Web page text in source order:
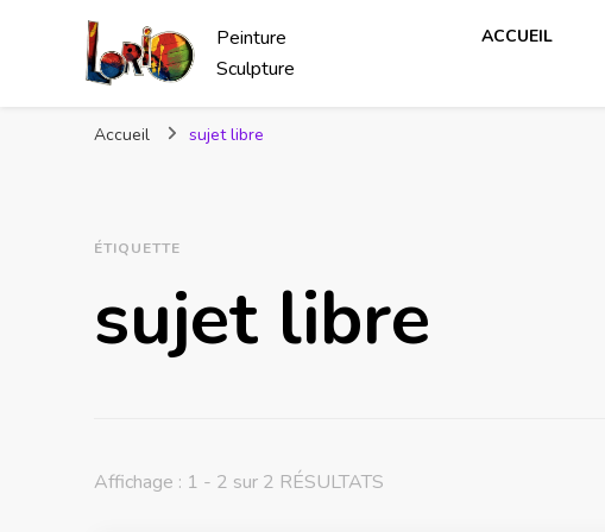
Peinture
Sculpture
ACCUEIL
Accueil sujet libre
ÉTIQUETTE
sujet libre
Affichage : 1 - 2 sur 2 RÉSULTATS